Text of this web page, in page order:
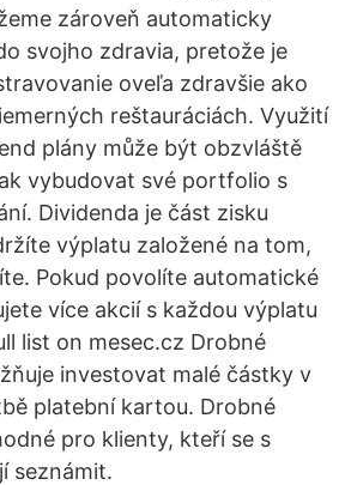
zároveň automaticky
svojho zdravia, pretože je
oveľa zdravšie ako
reštauráciách. Využití
plány může být obzvláště
vybudovat své portfolio s
Dividenda je část zisku
výplatu založené na tom,
Pokud povolíte automatické
více akcií s každou výplatu
list on mesec.cz Drobné
investovat malé částky v
platební kartou. Drobné
pro klienty, kteří se s
seznámit.